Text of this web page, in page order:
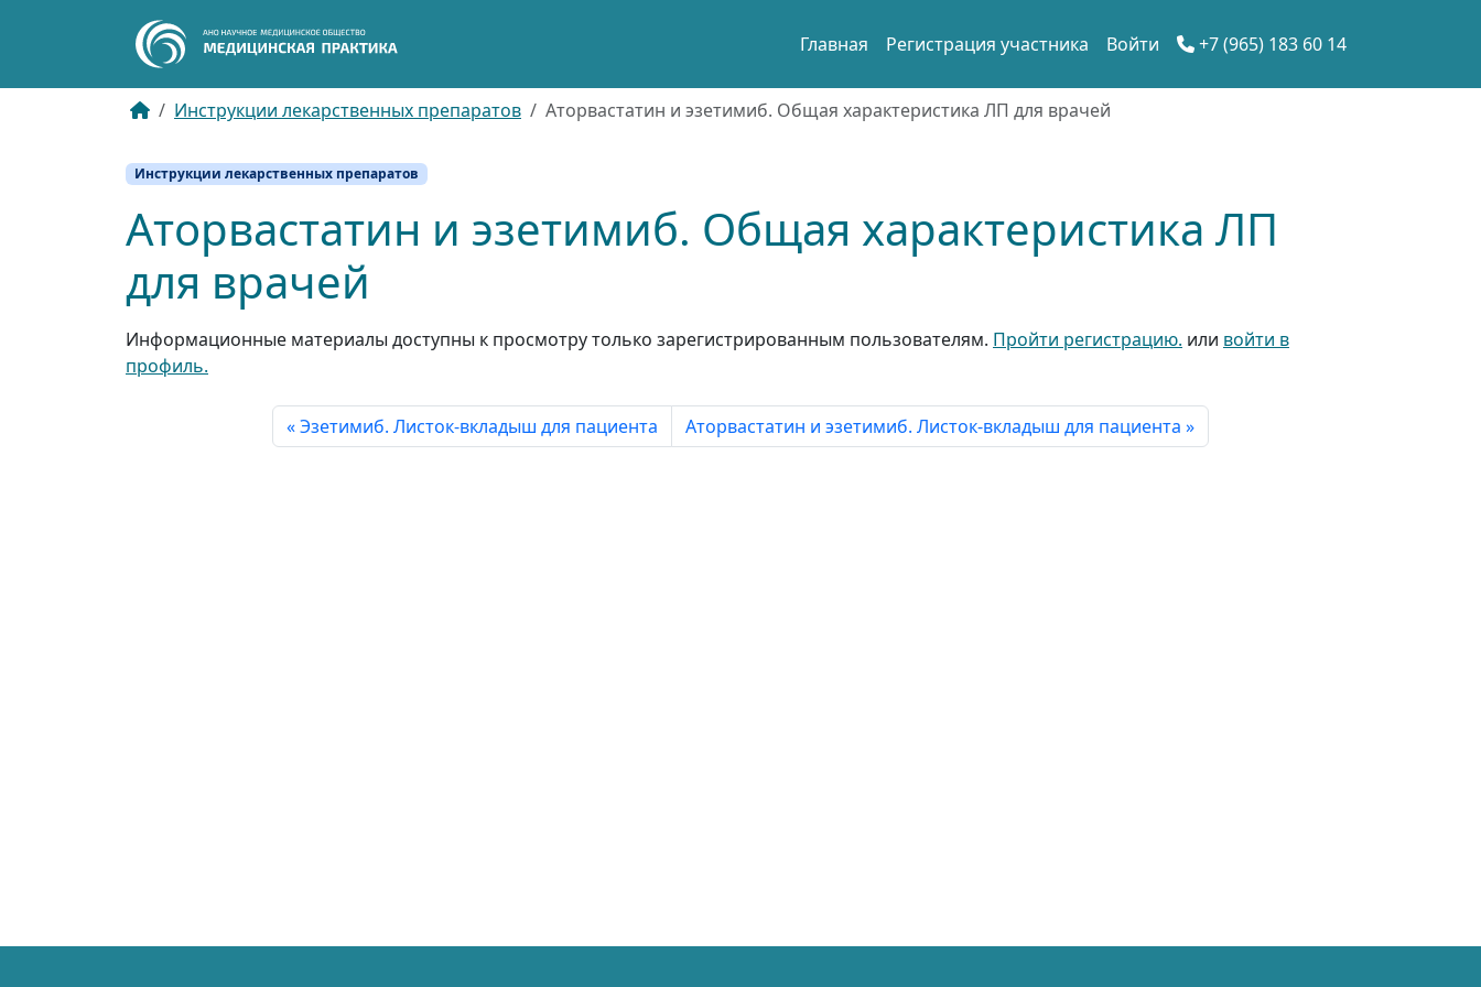
Главная Регистрация участника Войти +7 (965) 183 60 14
Инструкции лекарственных препаратов Аторвастатин и эзетимиб. Общая характеристика ЛП для врачей
Инструкции лекарственных препаратов
Аторвастатин и эзетимиб. Общая характеристика ЛП
для врачей
Информационные материалы доступны к просмотру только зарегистрированным пользователям. Пройти регистрацию. или войти в
профиль.
Эзетимиб. Листок-вкладыш для пациента Аторвастатин и эзетимиб. Листок-вкладыш для пациента